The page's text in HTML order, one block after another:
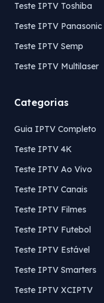
Teste IPTV Toshiba
Teste IPTV Panasonic
Teste IPTV Semp
Teste IPTV Multilaser
Categorias
Guia IPTV Completo
Teste IPTV 4K
Teste IPTV Ao Vivo
Teste IPTV Canais
Teste IPTV Filmes
Teste IPTV Futebol
Teste IPTV Estável
Teste IPTV Smarters
Teste IPTV XCIPTV